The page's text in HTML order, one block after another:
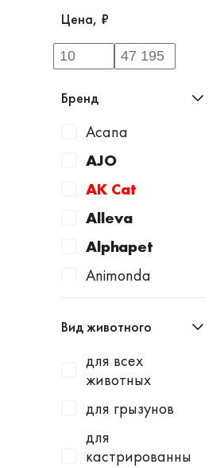
Цена, ₽
Бренд
Acana
AJO
AK Cat
Alleva
Alphapet
Animonda
Apicenna
Avantie
AWARD
Baurenhof
Bayer
Beaphar
Вид животного
для всех
животных
для грызунов
для
кастрированны